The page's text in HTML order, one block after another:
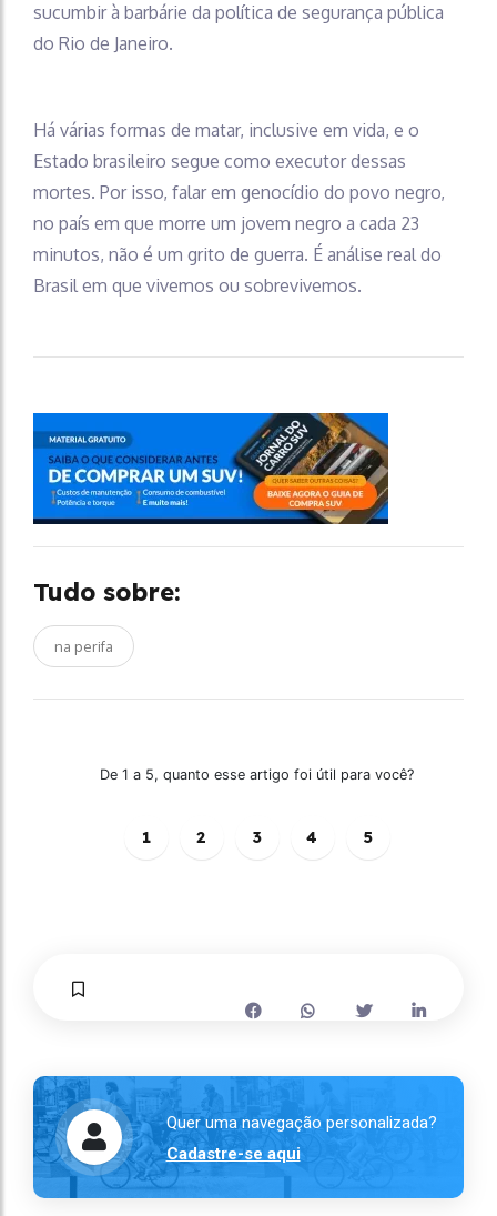
sucumbir à barbárie da política de segurança pública
do Rio de Janeiro.
Há várias formas de matar, inclusive em vida, e o
Estado brasileiro segue como executor dessas
mortes. Por isso, falar em genocídio do povo negro,
no país em que morre um jovem negro a cada 23
minutos, não é um grito de guerra. É análise real do
Brasil em que vivemos ou sobrevivemos.
Tudo sobre:
na perifa
De 1 a 5, quanto esse artigo foi útil para você?
1 2 3 4 5
Quer uma navegação personalizada?
Cadastre-se aqui